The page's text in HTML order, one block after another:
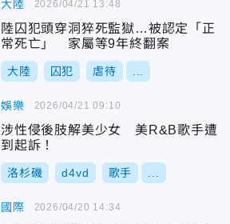
大陸
陸囚犯頭穿洞猝死監獄…被認定「正
常死亡」 家屬等9年終翻案
大陸 囚犯 虐待
2026/04/21 13:48
娛樂
涉性侵後肢解美少女 美R&B歌手遭
到起訴！
洛杉磯 d4vd 歌手
2026/04/21 09:10
國際 2026/04/20 14:34